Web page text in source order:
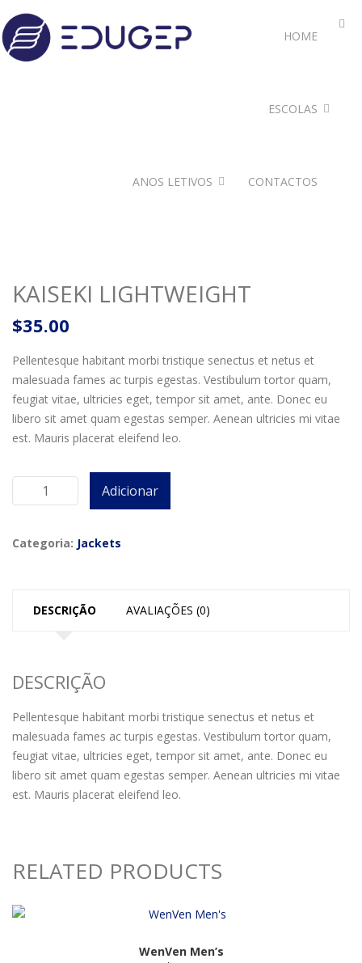
HOME
ESCOLAS
ANOS LETIVOS CONTACTOS
KAISEKI LIGHTWEIGHT
$35.00
Pellentesque habitant morbi tristique senectus et netus et
malesuada fames ac turpis egestas. Vestibulum tortor quam,
feugiat vitae, ultricies eget, tempor sit amet, ante. Donec eu
libero sit amet quam egestas semper. Aenean ultricies mi vitae
est. Mauris placerat eleifend leo.
Adicionar
Categoria: Jackets
DESCRIÇÃO AVALIAÇÕES (0)
DESCRIÇÃO
Pellentesque habitant morbi tristique senectus et netus et
malesuada fames ac turpis egestas. Vestibulum tortor quam,
feugiat vitae, ultricies eget, tempor sit amet, ante. Donec eu
libero sit amet quam egestas semper. Aenean ultricies mi vitae
est. Mauris placerat eleifend leo.
RELATED PRODUCTS
WenVen Men’s